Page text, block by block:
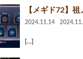
【メギド72】
2024.11.14
[…]